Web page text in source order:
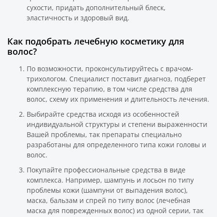
сухости, придать дополнительный блеск,
эластичность и здоровый вид.
Как подобрать лечебную косметику для
волос?
По возможности, проконсультируйтесь с врачом-
трихологом. Специалист поставит диагноз, подберет
комплексную терапию, в том числе средства для
волос, схему их применения и длительность лечения.
Выбирайте средства исходя из особенностей
индивидуальной структуры и степени выраженности
Вашей проблемы, так препараты специально
разработаны для определенного типа кожи головы и
волос.
Покупайте профессиональные средства в виде
комплекса. Например, шампунь и лосьон по типу
проблемы кожи (шампуни от выпадения волос),
маска, бальзам и спрей по типу волос (лечебная
маска для поврежденных волос) из одной серии, так